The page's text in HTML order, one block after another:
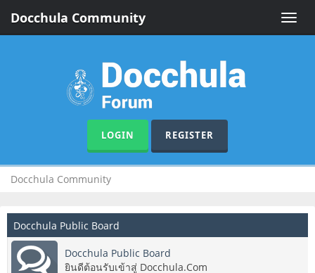
Toggle
Docchula Community
LOGIN REGISTER
Docchula Community
Docchula Public Board
Docchula Public Board
ยินดีต้อนรับเข้าสู่ Docchula.Com